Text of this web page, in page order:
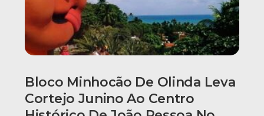
Bloco Minhocão De Olinda Leva
Cortejo Junino Ao Centro